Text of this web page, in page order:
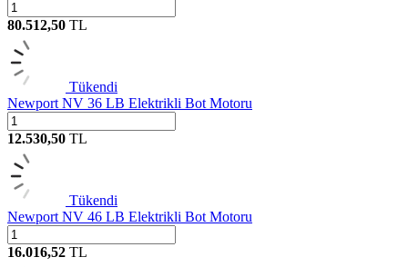
80.512,50 TL
Tükendi
Newport NV 36 LB Elektrikli Bot Motoru
12.530,50 TL
Tükendi
Newport NV 46 LB Elektrikli Bot Motoru
16.016,52 TL